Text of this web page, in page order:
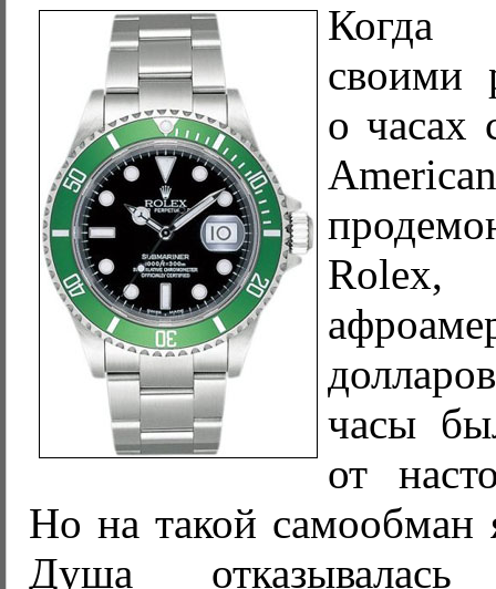
Когда
своими
о часах
Rolex,
часы
от
Но на такой
Душа отказывалась